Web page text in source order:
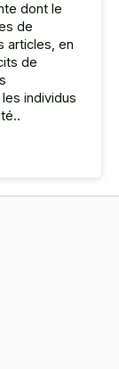
dont le
de
articles, en
de
individus